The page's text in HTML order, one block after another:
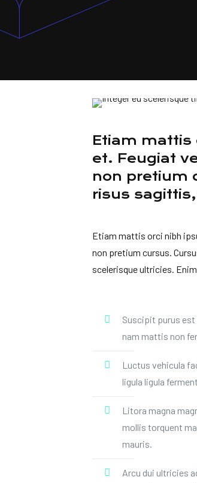
Etiam mattis
et. Feugiat
non pretium
risus
Etiam mattis orci nibh
non pretium cursus.
scelerisque ultricies.
Suscipit purus
nam mattis non
Luctus vehicula
ligula ligula
Litora magna
mollis torquent
mauris.
Arcu dui ultricies